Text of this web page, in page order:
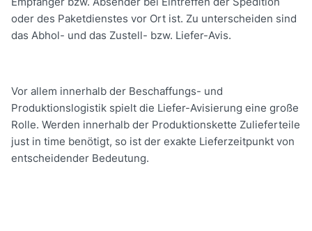
oder des Paketdienstes vor Ort ist. Zu unterscheiden sind
das Abhol- und das Zustell- bzw. Liefer-Avis.
Vor allem innerhalb der Beschaffungs- und
Produktionslogistik spielt die Liefer-Avisierung eine große
Rolle. Werden innerhalb der Produktionskette Zulieferteile
just in time benötigt, so ist der exakte Lieferzeitpunkt von
entscheidender Bedeutung.